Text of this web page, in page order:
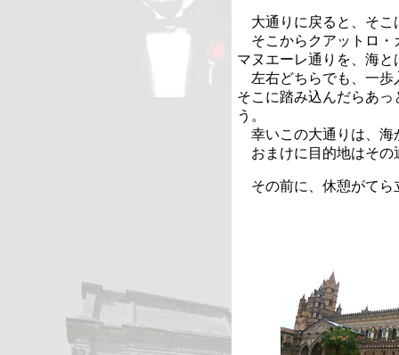
大通りに戻ると、そこ
そこからクアットロ・
マヌエーレ通りを、海
左右どちらでも、一歩
そこに踏み込んだらあ
う。
幸いこの大通りは、海
おまけに目的地はその
その前に、休憩がてら